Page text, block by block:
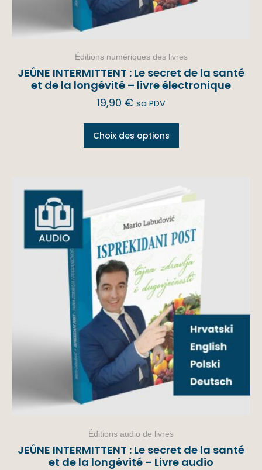
Éditions numériques des livres
JEÛNE INTERMITTENT : Le secret de la santé
et de la longévité – livre électronique
19,90 € sa PDV
Choix des options
Éditions audio de livres
JEÛNE INTERMITTENT : Le secret de la santé
et de la longévité – Livre audio